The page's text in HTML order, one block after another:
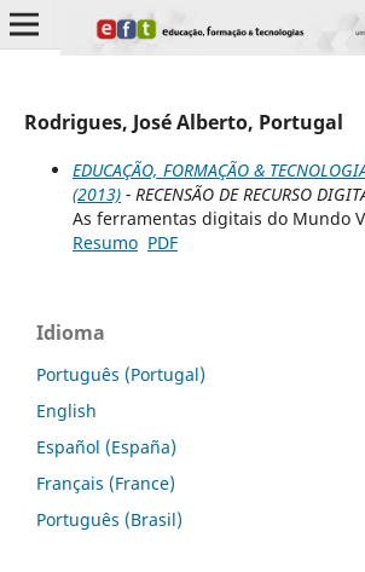
Rodrigues, José Alberto, Portugal
EDUCAÇÃO, FORMAÇÃO &
(2013)- RECENSÃO DE RECURSO
As ferramentas digitais do Mundo
Resumo PDF
Idioma
Português (Portugal)
English
Español (España)
Français (France)
Português (Brasil)